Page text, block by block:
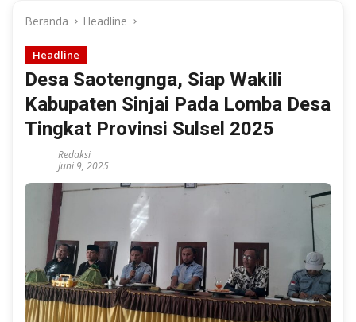
Beranda Headline
Headline
Desa Saotengnga, Siap Wakili
Kabupaten Sinjai Pada Lomba Desa
Tingkat Provinsi Sulsel 2025
Redaksi
Juni 9, 2025